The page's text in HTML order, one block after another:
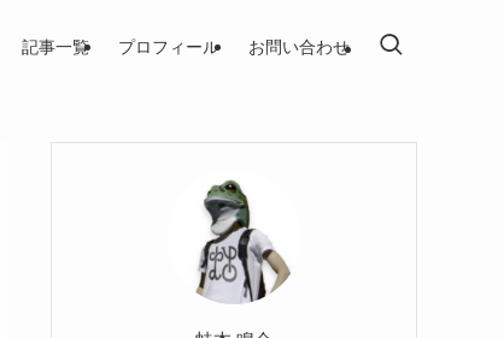
記事一覧 プロフィール お問い合わせ